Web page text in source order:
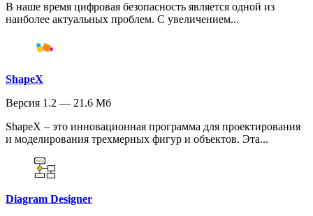
В наше время цифровая безопасность является одной из
наиболее актуальных проблем. С увеличением...
ShapeX
Версия 1.2 — 21.6 Мб
ShapeX – это инновационная программа для проектирования
и моделирования трехмерных фигур и объектов. Эта...
Diagram Designer